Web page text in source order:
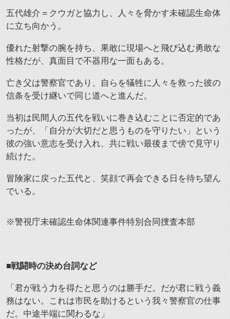
五代雄介＝クウガと協力し、人々を脅かす未確認生命体
に立ち向かう。
優れた射撃の腕を持ち、果敢に現場へと飛び込む勇敢な
性格だが、真面目で不器用な一面もある。
亡き父は警察官であり、自らを犠牲に人々を救った彼の
信条を受け継いで同じ道へと進んだ。
当初は民間人の五代を戦いに巻き込むことに否定的であ
ったが、「自分が大切だと思うものを守りたい」という
彼の強い意志を受け入れ、共に戦い最後まで傍で見守り
続けた。
冒険家に戻った五代と、笑顔で再会できる日を待ち望ん
でいる。
※警視庁未確認生命体関連事件特別合同捜査本部
■戦闘時の決め台詞など
「君が戦う力を得たと思うのは勝手だ。だが君に戦う義
務はない。これは市民を助けるという我々警察官の仕事
だ。中途半端に関わるな」